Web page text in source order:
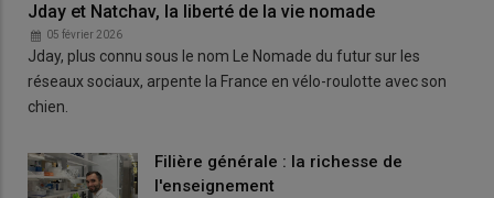
Jday et Natchav, la liberté de la vie nomade
05 février 2026
Jday, plus connu sous le nom Le Nomade du futur sur les
réseaux sociaux, arpente la France en vélo-roulotte avec son
chien.
Filière générale : la richesse de
l'enseignement